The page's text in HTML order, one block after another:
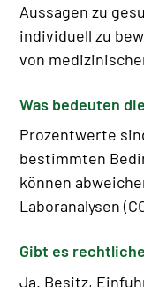
Aussagen zu
individuell zu
von
Was bedeuten
Prozentwerte
bestimmten
können
Laboranalysen
Gibt es
Ja. Besitz,